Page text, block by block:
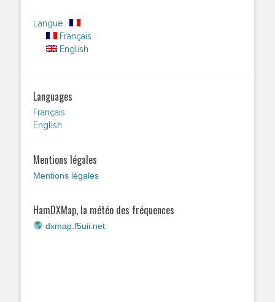
Langue :
Français
English
Languages
Français
English
Mentions légales
Mentions légales
HamDXMap, la météo des fréquences
dxmap.f5uii.net